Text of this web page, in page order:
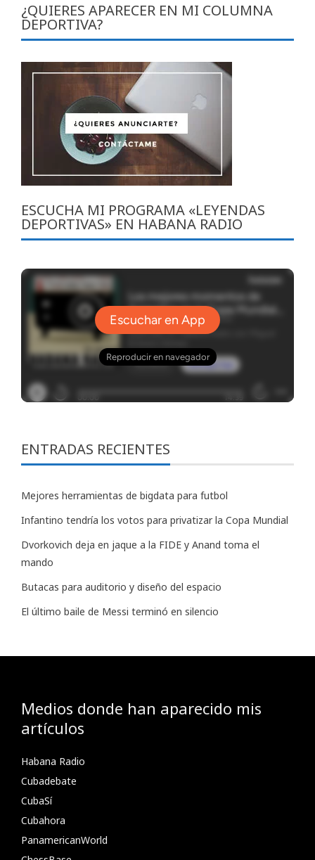
¿QUIERES APARECER EN MI COLUMNA
DEPORTIVA?
ESCUCHA MI PROGRAMA «LEYENDAS
DEPORTIVAS» EN HABANA RADIO
ENTRADAS RECIENTES
Mejores herramientas de bigdata para futbol
Infantino tendría los votos para privatizar la Copa Mundial
Dvorkovich deja en jaque a la FIDE y Anand toma el
mando
Butacas para auditorio y diseño del espacio
El último baile de Messi terminó en silencio
Medios donde han aparecido mis
artículos
Habana Radio
Cubadebate
CubaSí
Cubahora
PanamericanWorld